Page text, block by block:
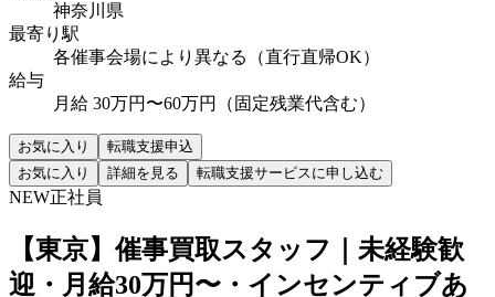
神奈川県
最寄り駅
各催事会場により異なる（直行直帰OK）
給与
月給 30万円〜60万円（固定残業代含む）
お気に入り
転職支援申込
お気に入り
詳細を見る 転職支援サービスに申し込む
NEW正社員
【東京】催事買取スタッフ｜未経験歓
迎・月給30万円〜・インセンティブあ